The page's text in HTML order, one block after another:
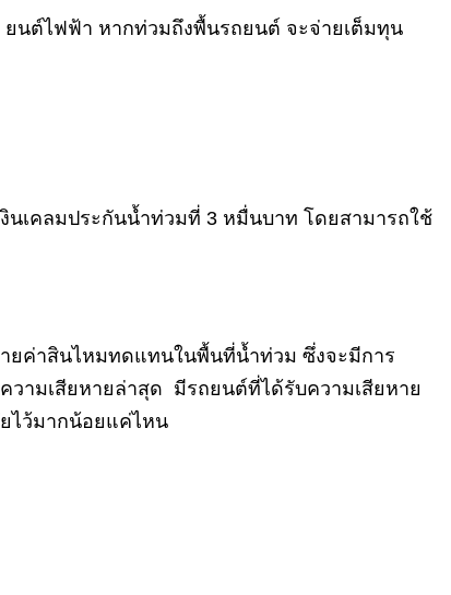
นต์ไฟฟ้า หากท่วมถึงพื้นรถยนต์ จะจ่ายเต็มทุน
นเคลมประกันน้ำท่วมที่ 3 หมื่นบาท โดยสามารถใช้
ายค่าสินไหมทดแทนในพื้นที่น้ำท่วม ซึ่งจะมีการ
วามเสียหายล่าสุด มีรถยนต์ที่ได้รับความเสียหาย
ไว้มากน้อยแค่ไหน